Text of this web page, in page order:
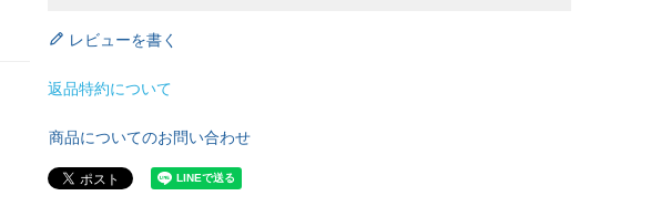
レビューを書く
返品特約について
商品についてのお問い合わせ